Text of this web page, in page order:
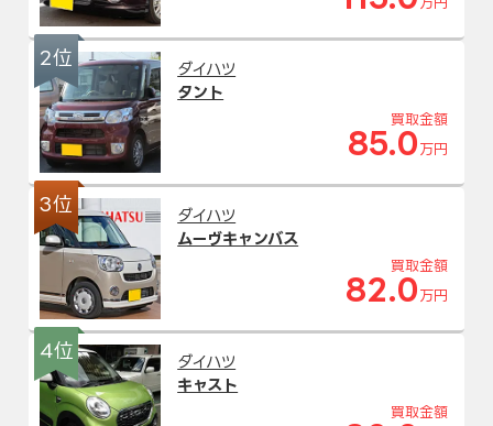
2位
ダイハツ
タント
買取金額
85.0 万円
3位
ダイハツ
ムーヴキャンバス
買取金額
82.0 万円
4位
ダイハツ
キャスト
買取金額